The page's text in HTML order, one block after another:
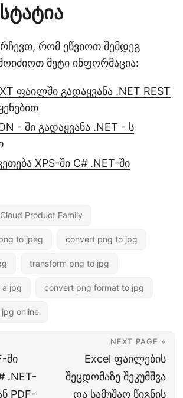
რომ ეწვიოთ შემდეგ
მეტი ინფორმაცია:
ფაილში გადაყვანა .NET REST
- ში გადაყვანა .NET - ს
XPS-ში C# .NET-ში
Product Family
to jpeg convert png to jpg
transform png to jpg
a jpg convert png format to jpg
online
ში
.NET-
PDF-
NEXT PAGE »
Excel ფაილების
შეცდომაზე შეკუმშვა
და სამუშაო წიგნის